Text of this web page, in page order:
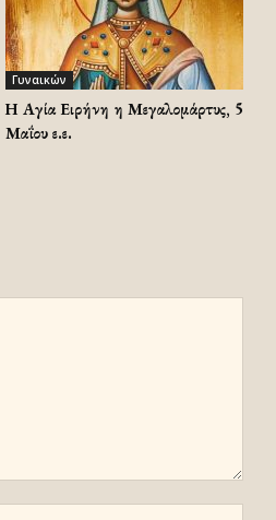
Γυναικών
Η Αγία Ειρήνη η Μεγαλομάρτυς, 5
Μαΐου ε.ε.